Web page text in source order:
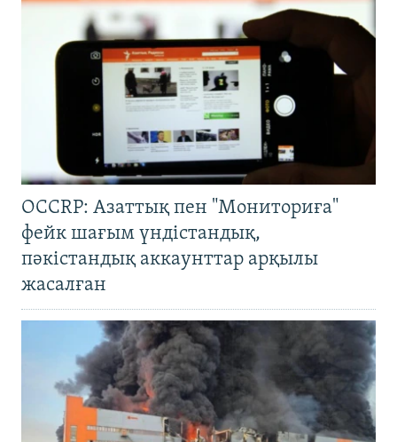
OCCRP: Азаттық пен "Мониториға"
фейк шағым үндістандық,
пәкістандық аккаунттар арқылы
жасалған